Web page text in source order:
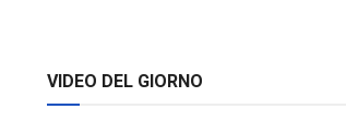
VIDEO DEL GIORNO